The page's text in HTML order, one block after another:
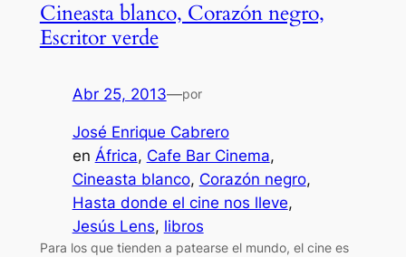
Cineasta blanco, Corazón negro,
Escritor verde
Abr 25, 2013—por
José Enrique Cabrero
en África, Cafe Bar Cinema
Cineasta blanco, Corazón negro
Hasta donde el cine nos lleve
Jesús Lens, libros
Para los que tienden a patearse el mundo, el cine es